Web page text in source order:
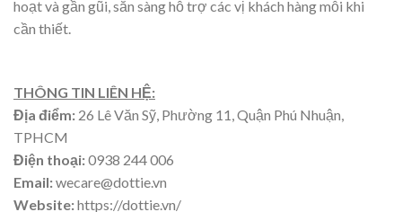
hoạt và gần gũi, sẵn sàng hỗ trợ các vị khách hàng mỗi khi
cần thiết.
THÔNG TIN LIÊN HỆ:
Địa điểm: 26 Lê Văn Sỹ, Phường 11, Quận Phú Nhuận,
TPHCM
Điện thoại:0938 244 006
Email:wecare@dottie.vn
Website:https://dottie.vn/